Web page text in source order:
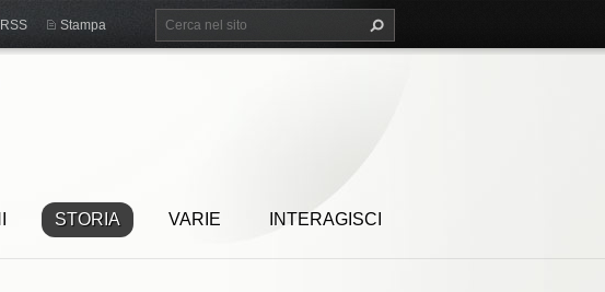
STORIA VARIE INTERAGISCI
RSS Stampa